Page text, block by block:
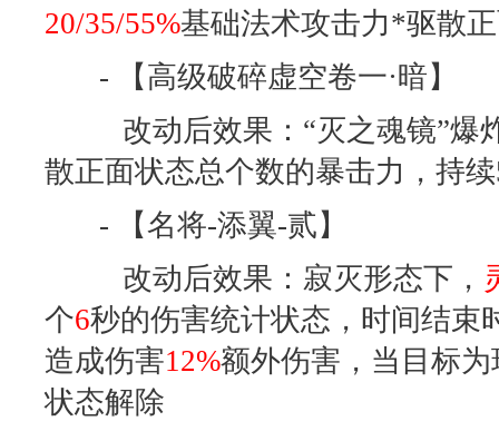
20/35/55%基础法术攻击力*驱散
- 【高级破碎虚空卷一·暗】
改动后效果：“灭之魂镜”爆
散正面状态总个数的暴击力，持
- 【名将-添翼-贰】
改动后效果：寂灭形态下，
个6秒的伤害统计状态，时间结束
造成伤害12%额外伤害，当目标
状态解除